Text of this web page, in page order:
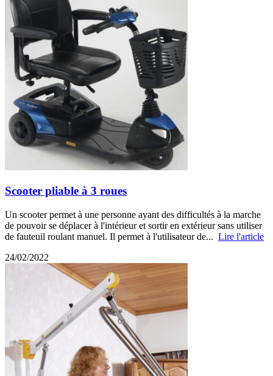
Scooter pliable à 3 roues
Un scooter permet à une personne ayant des difficultés à la marche
de pouvoir se déplacer à l'intérieur et sortir en extérieur sans utiliser
de fauteuil roulant manuel. Il permet à l'utilisateur de... Lire l'article
24/02/2022